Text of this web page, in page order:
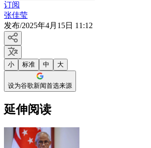
订阅
张佳莹
发布/2025年4月15日 11:12
小 标准 中 大
设为谷歌新闻首选来源
延伸阅读